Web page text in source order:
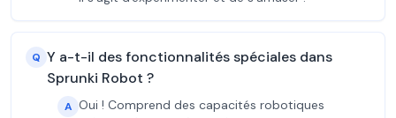
Q Y a-t-il des fonctionnalités spéciales dans
Sprunki Robot ?
A Oui ! Comprend des capacités robotiques